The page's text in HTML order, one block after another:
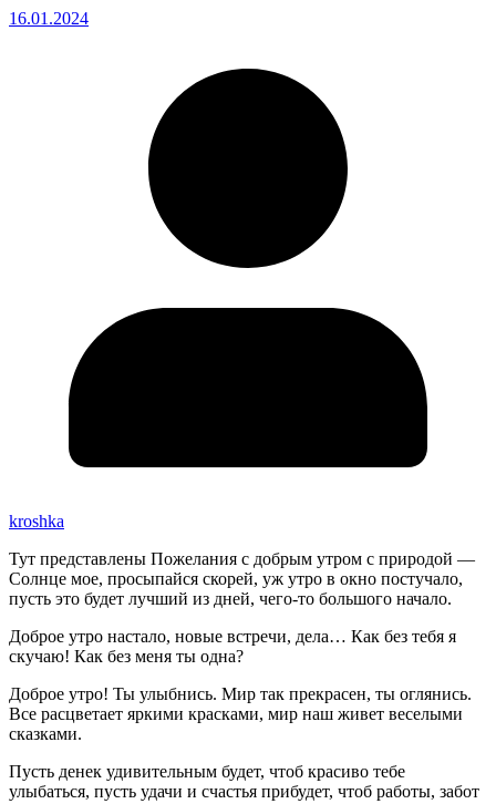
16.01.2024
kroshka
Тут представлены Пожелания с добрым утром с природой —
Солнце мое, просыпайся скорей, уж утро в окно постучало,
пусть это будет лучший из дней, чего-то большого начало.
Доброе утро настало, новые встречи, дела… Как без тебя я
скучаю! Как без меня ты одна?
Доброе утро! Ты улыбнись. Мир так прекрасен, ты оглянись.
Все расцветает яркими красками, мир наш живет веселыми
сказками.
Пусть денек удивительным будет, чтоб красиво тебе
улыбаться, пусть удачи и счастья прибудет, чтоб работы, забот